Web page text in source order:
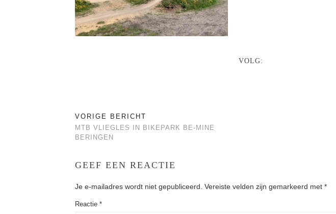
VOLG:
VORIGE BERICHT
MTB VLIEGLES IN BIKEPARK BE-MINE
BERINGEN
GEEF EEN REACTIE
Je e-mailadres wordt niet gepubliceerd. Vereiste velden zijn gemarkeerd met *
Reactie *